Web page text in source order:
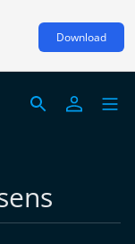
Download